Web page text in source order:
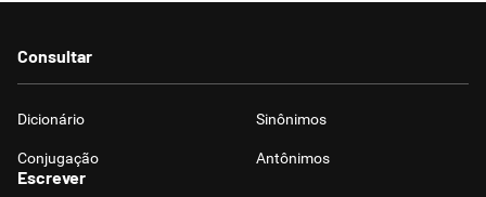
Consultar
Dicionário Sinônimos
Conjugação Antônimos
Escrever